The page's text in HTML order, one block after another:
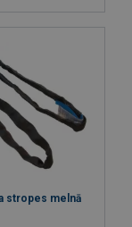
stropes melnā